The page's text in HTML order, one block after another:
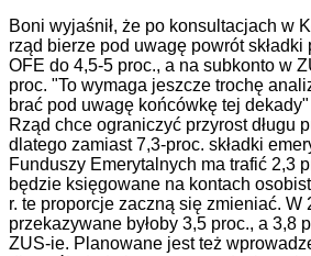
Boni wyjaśnił, że po konsultacjach w
rząd bierze pod uwagę powrót
OFE do 4,5-5 proc., a na subkonto w
proc. "To wymaga jeszcze trochę
brać pod uwagę końcówkę tej dekady"
Rząd chce ograniczyć przyrost długu
dlatego zamiast 7,3-proc. składki
Funduszy Emerytalnych ma trafić 2,3
będzie księgowane na kontach
r. te proporcje zaczną się zmieniać. W
przekazywane byłoby 3,5 proc., a 3,8
ZUS-ie. Planowane jest też